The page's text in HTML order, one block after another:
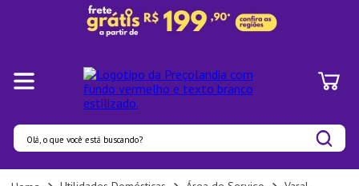
Olá, o que você está buscando?
Termos mais buscados